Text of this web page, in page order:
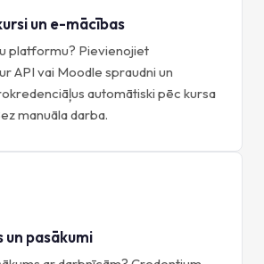
un e-mācības
platformu? Pievienojiet
API vai Moodle spraudni un
automātiski pēc kursa
manuāla darba.
pasākumi